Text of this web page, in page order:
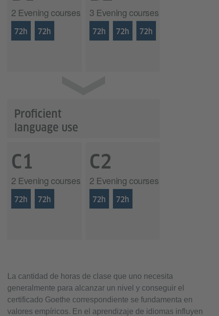
72h 72h
2 Evening courses
72h 72h 72h
3 Evening courses
72h 72h
C1
2 Evening courses
72h 72h
C2
2 Evening courses
Proficient
language use
La cantidad de horas de clase que uno necesita
generalmente para alcanzar un nivel y conseguir el
certificado Goethe correspondiente se fundamenta en
valores empíricos. En el aprendizaje de idiomas influyen